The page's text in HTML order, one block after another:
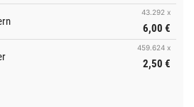
43.292 x
6,00 €
459.624 x
2,50 €